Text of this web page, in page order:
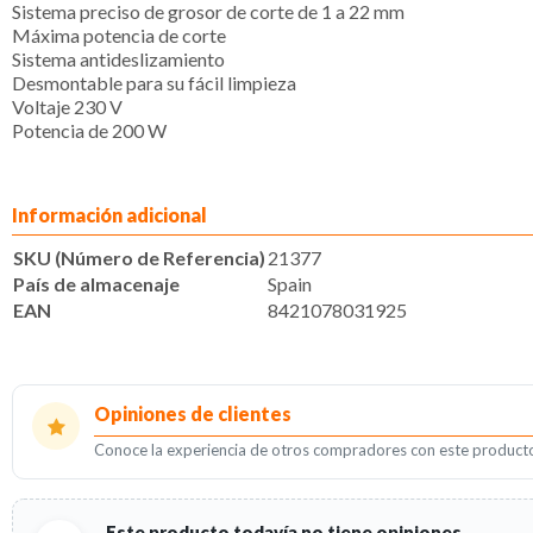
Sistema preciso de grosor de corte de 1 a 22 mm
Máxima potencia de corte
Sistema antideslizamiento
Desmontable para su fácil limpieza
Voltaje 230 V
Potencia de 200 W
Información adicional
SKU (Número de Referencia) 21377
País de almacenaje
Spain
EAN
8421078031925
Opiniones de clientes
Conoce la experiencia de otros compradores con este